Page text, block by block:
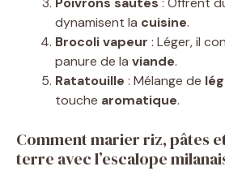
dynamisent la cuisine.
Brocoli vapeur : Léger, il
panure de la viande.
Ratatouille : Mélange de
touche aromatique.
Comment marier riz, pâtes
terre avec l’escalope